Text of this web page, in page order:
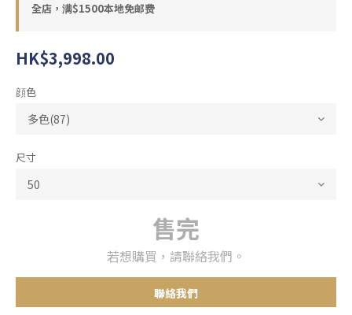
全店，满$1500本地免邮费
HK$3,998.00
顔色
尺寸
售完
若想購買，請聯絡我們。
聯絡我們